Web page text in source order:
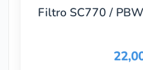
Filtro SC770 /